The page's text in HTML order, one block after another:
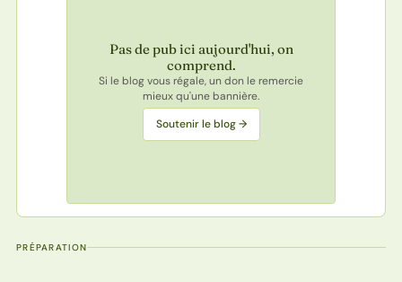
Pas de pub ici aujourd'hui, on
comprend.
Si le blog vous régale, un don le remercie
mieux qu'une bannière.
Soutenir le blog →
PRÉPARATION